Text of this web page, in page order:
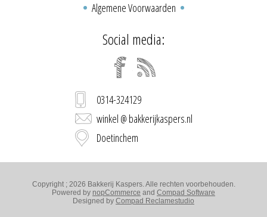
Algemene Voorwaarden
Social media:
0314-324129
winkel @ bakkerijkaspers.nl
Doetinchem
Copyright ; 2026 Bakkerij Kaspers. Alle rechten voorbehouden.
Powered by nopCommerce and Compad Software
Designed by Compad Reclamestudio